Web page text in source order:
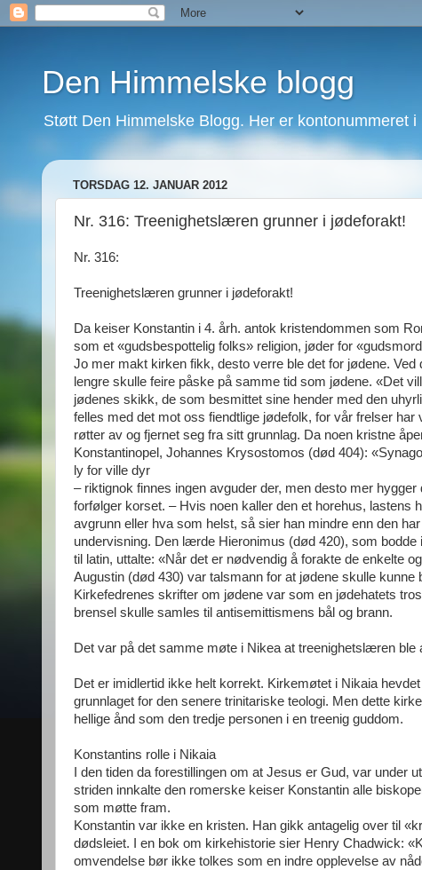
Den Himmelske blogg
Støtt Den Himmelske Blogg. Her er
TORSDAG 12. JANUAR 2012
Nr. 316: Treenighetslæren grunner i jødeforakt!
Nr. 316:
Treenighetslæren grunner i jødeforakt!
Da keiser Konstantin i 4. årh. antok kristendommen som
som et «gudsbespottelig folks» religion, jøder for
Jo mer makt kirken fikk, desto verre ble det for jødene.
lengre skulle feire påske på samme tid som jødene. «Det
jødenes skikk, de som besmittet sine hender med den
felles med det mot oss fiendtlige jødefolk, for vår frelser
røtter av og fjernet seg fra sitt grunnlag. Da noen kristne
Konstantinopel, Johannes Krysostomos (død 404):
ly for ville dyr
– riktignok finnes ingen avguder der, men desto mer
forfølger korset. – Hvis noen kaller den et horehus, lastens
avgrunn eller hva som helst, så sier han mindre enn den
undervisning. Den lærde Hieronimus (død 420), som
til latin, uttalte: «Når det er nødvendig å forakte de enkelte
Augustin (død 430) var talsmann for at jødene skulle
Kirkefedrenes skrifter om jødene var som en jødehatets
brensel skulle samles til antisemittismens bål og brann.
Det var på det samme møte i Nikea at treenighetslæren ble
Det er imidlertid ikke helt korrekt. Kirkemøtet i Nikaia
grunnlaget for den senere trinitariske teologi. Men dette
hellige ånd som den tredje personen i en treenig guddom.
Konstantins rolle i Nikaia
I den tiden da forestillingen om at Jesus er Gud, var
striden innkalte den romerske keiser Konstantin alle
som møtte fram.
Konstantin var ikke en kristen. Han gikk antagelig over til
dødsleiet. I en bok om kirkehistorie sier Henry Chadwick:
omvendelse bør ikke tolkes som en indre opplevelse av